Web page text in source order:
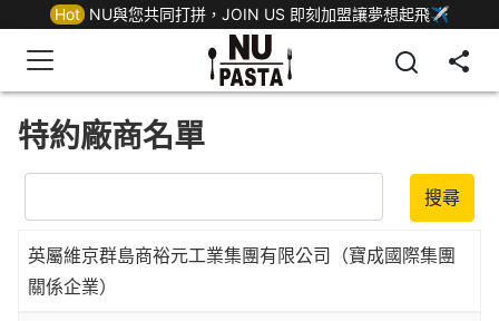
Hot NU與您共同打拼，JOIN US 即刻加盟讓夢想起飛✈
特約廠商名單
搜尋
英屬維京群島商裕元工業集團有限公司（寶成國際集團
關係企業）